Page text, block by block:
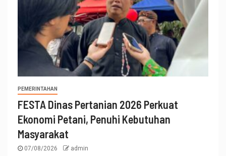
PEMERINTAHAN
FESTA Dinas Pertanian 2026 Perkuat
Ekonomi Petani, Penuhi Kebutuhan
Masyarakat
07/08/2026 admin